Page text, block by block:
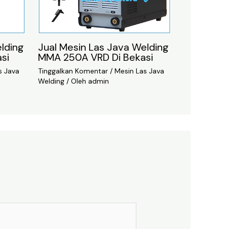
Java
Jual Mesin Las Java Welding
MMA 250A VRD Di Bekasi
Tinggalkan Komentar / Mesin Las Java
Welding/ Oleh admin